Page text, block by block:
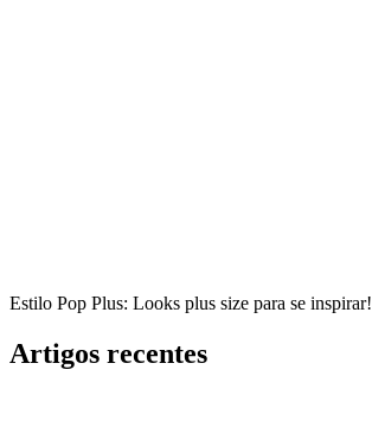
Estilo Pop Plus: Looks plus size para se inspirar!
Artigos recentes